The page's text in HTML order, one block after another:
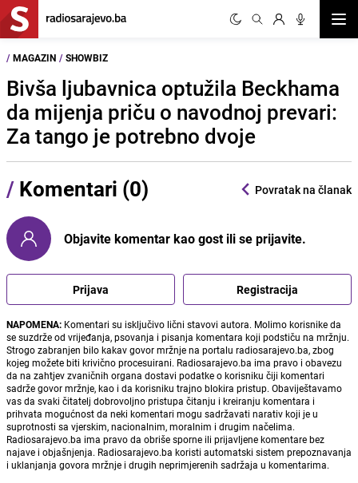
/ MAGAZIN / SHOWBIZ
Bivša ljubavnica optužila Beckhama
da mijenja priču o navodnoj prevari:
Za tango je potrebno dvoje
/ Komentari (0) Povratak na članak
Objavite komentar kao gost ili se prijavite.
Prijava Registracija
NAPOMENA: Komentari su isključivo lični stavovi autora. Molimo korisnike da
se suzdrže od vrijeđanja, psovanja i pisanja komentara koji podstiču na mržnju.
Strogo zabranjen bilo kakav govor mržnje na portalu radiosarajevo.ba, zbog
kojeg možete biti krivično procesuirani. Radiosarajevo.ba ima pravo i obavezu
da na zahtjev zvaničnih organa dostavi podatke o korisniku čiji komentari
sadrže govor mržnje, kao i da korisniku trajno blokira pristup. Obaviještavamo
vas da svaki čitatelj dobrovoljno pristupa čitanju i kreiranju komentara i
prihvata mogućnost da neki komentari mogu sadržavati narativ koji je u
suprotnosti sa vjerskim, nacionalnim, moralnim i drugim načelima.
Radiosarajevo.ba ima pravo da obriše sporne ili prijavljene komentare bez
najave i objašnjenja. Radiosarajevo.ba koristi automatski sistem prepoznavanja
i uklanjanja govora mržnje i drugih neprimjerenih sadržaja u komentarima.